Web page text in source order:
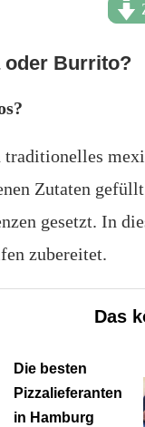
oder Burrito?
traditionelles
Zutaten
gesetzt. In
zubereitet.
Das
Die besten
Pizzalieferanten
in Hamburg